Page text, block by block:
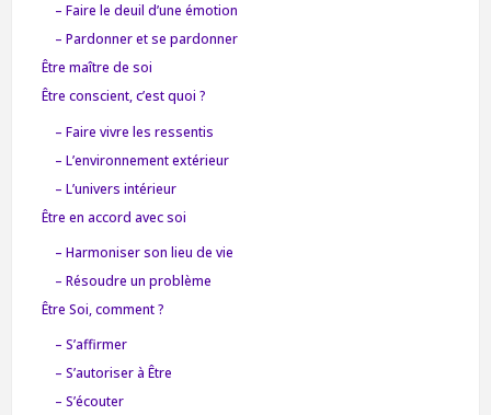
– Faire le deuil d’une émotion
– Pardonner et se pardonner
Être maître de soi
Être conscient, c’est quoi ?
– Faire vivre les ressentis
– L’environnement extérieur
– L’univers intérieur
Être en accord avec soi
– Harmoniser son lieu de vie
– Résoudre un problème
Être Soi, comment ?
– S’affirmer
– S’autoriser à Être
– S’écouter